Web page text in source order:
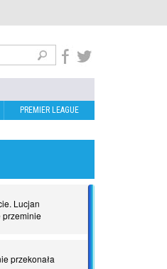
PREMIER LEAGUE
Lucjan
przeminie
przekonała